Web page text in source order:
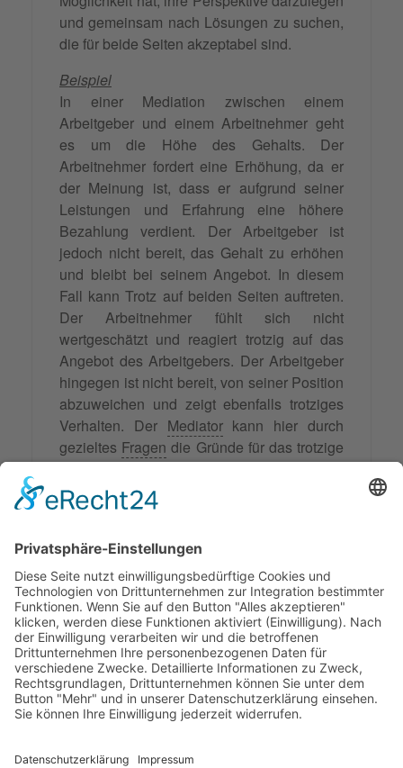
und gemeinsam nach Lösungen zu suchen,
die für beide Seiten akzeptabel sind.
Beispiel
In einer Mediation zwischen einem
Arbeitgeber und einem Arbeitnehmer geht
es um die Höhe des Gehalts. Der
Arbeitnehmer fordert eine Erhöhung, da er
der Meinung ist, dass er aufgrund seiner
Leistungen und Erfahrung eine höhere
Bezahlung verdient. Der Arbeitgeber ist
jedoch nicht bereit, das Gehalt zu erhöhen
und bleibt bei seinem Angebot. In diesem
Fall kann Trotz auf beiden Seiten auftreten.
Der Arbeitnehmer fühlt sich nicht
wertgeschätzt und reagiert trotzig auf das
Angebot des Arbeitgebers. Der Arbeitgeber
hingegen ist nicht bereit, von seiner Position
abzuweichen und zeigt ebenfalls trotziges
Verhalten. Der Mediatorkann hier durch
gezieltes Fragen die Gründe für das trotzige
Verhalten derParteienherausfinden und
versuchen, eine gemeinsame Basis zu
schaffen. Durch die Anerkennung der
kann einKompromissgefunden werden, der
für beide Seiten akzeptabel ist.
© 2026 Frank Hartung Ihr Mediator bei Konflikten in Familie,